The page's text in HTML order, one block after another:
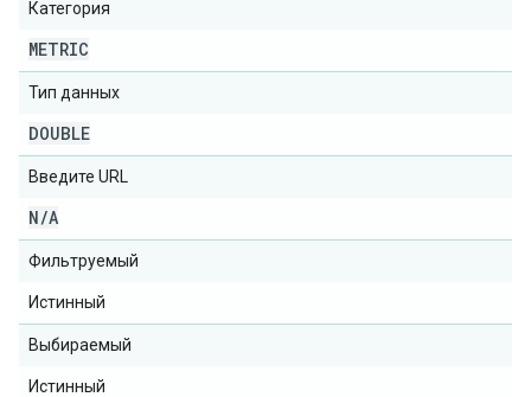
Категория
METRIC
Тип данных
DOUBLE
Введите URL
N/A
Фильтруемый
Истинный
Выбираемый
Истинный